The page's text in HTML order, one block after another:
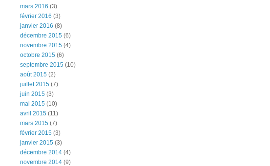
mars 2016 (3)
février 2016 (3)
janvier 2016 (8)
décembre 2015 (6)
novembre 2015 (4)
octobre 2015 (6)
septembre 2015 (10)
août 2015 (2)
juillet 2015 (7)
juin 2015 (3)
mai 2015 (10)
avril 2015 (11)
mars 2015 (7)
février 2015 (3)
janvier 2015 (3)
décembre 2014 (4)
novembre 2014 (9)